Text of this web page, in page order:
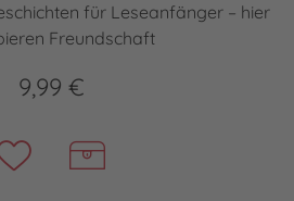
für Leseanfänger – hier
Freundschaft
9,99 €